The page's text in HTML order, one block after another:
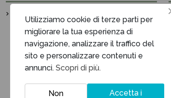
Utilizziamo cookie di terze parti per
migliorare la tua esperienza di
navigazione, analizzare il traffico del
sito e personalizzare contenuti e
annunci. Scopri di più.
Accetta i
Non